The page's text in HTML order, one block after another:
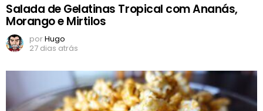
Salada de Gelatinas Tropical com Ananás,
Morango e Mirtilos
porHugo
27 dias atrás